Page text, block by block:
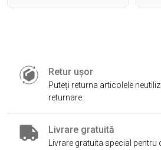
Retur ușor
Puteți returna articolele
returnare.
Livrare gratuită
Livrare gratuita special